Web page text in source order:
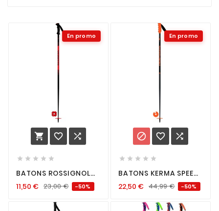
En promo
  
    
BATONS ROSSIGNOL
11,50 € 23,00€ -50%
En promo
  
    
BATONS KERMA SPEED
22,50 € 44,99€ -50%